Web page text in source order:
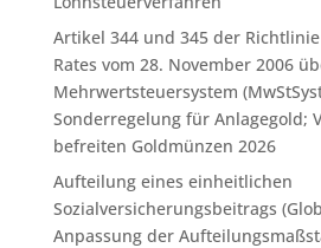
Artikel 344 und 345 der Richtlinie
Rates vom 28. November 2006
Mehrwertsteuersystem
Sonderregelung für Anlagegold;
befreiten Goldmünzen 2026
Aufteilung eines einheitlichen
Sozialversicherungsbeitrags
Anpassung der